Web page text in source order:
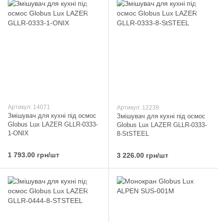
Артикул: 14071
Змішувач для кухні під осмос
Globus Lux LAZER GLLR-0333-
1-ONIX
1 793.00 грн/шт
Артикул: 12239
Змішувач для кухні під осмос
Globus Lux LAZER GLLR-0333-
8-StSTEEL
3 226.00 грн/шт